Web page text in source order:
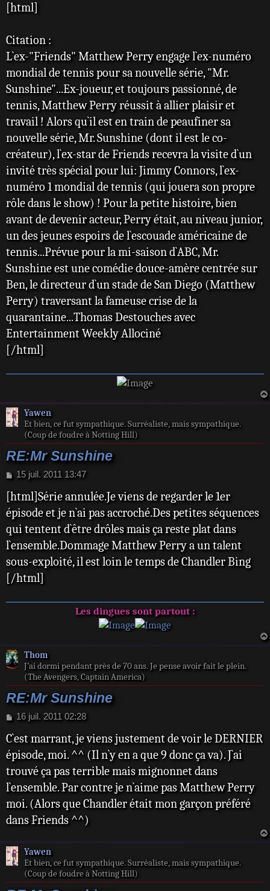
s
g
e
[html]
Citation :
L`ex-"Friends" Matthew Perry engage l`ex-numéro
mondial de tennis pour sa nouvelle série, "Mr.
Sunshine"...Ex-joueur, et toujours passionné, de
tennis, Matthew Perry réussit à allier plaisir et
travail ! Alors qu`il est en train de peaufiner sa
nouvelle série, Mr. Sunshine (dont il est le co-
créateur), l`ex-star de Friends recevra la visite d`un
invité très spécial pour lui: Jimmy Connors, l`ex-
numéro 1 mondial de tennis (qui jouera son propre
rôle dans le show) ! Pour la petite histoire, bien
avant de devenir acteur, Perry était, au niveau junior,
un des jeunes espoirs de l`escouade américaine de
tennis...Prévue pour la mi-saison d`ABC, Mr.
Sunshine est une comédie douce-amère centrée sur
Ben, le directeur d`un stade de San Diego (Matthew
Perry) traversant la fameuse crise de la
quarantaine...Thomas Destouches avec
Entertainment Weekly Allociné
[/html]
Yawen
Et bien, ce fut sympathique. Surréaliste, mais sympathique.
(Coup de foudre à Notting Hill)
RE:Mr Sunshine
M
s
a
g
15 juil. 2011 13:47
[html]Série annulée.Je viens de regarder le 1er
épisode et je n`ai pas accroché.Des petites séquences
qui tentent d`être drôles mais ça reste plat dans
l`ensemble.Dommage Matthew Perry a un talent
sous-exploité, il est loin le temps de Chandler Bing
[/html]
Les dingues sont partout :
Thom
J’ai dormi pendant près de 70 ans. Je pense avoir fait le plein.
(The Avengers, Captain America)
RE:Mr Sunshine
M
s
a
g
16 juil. 2011 02:28
C`est marrant, je viens justement de voir le DERNIER
épisode, moi. ^^ (Il n`y en a que 9 donc ça va). J`ai
trouvé ça pas terrible mais mignonnet dans
l`ensemble. Par contre je n`aime pas Matthew Perry
moi. (Alors que Chandler était mon garçon préféré
dans Friends ^^)
Yawen
Et bien, ce fut sympathique. Surréaliste, mais sympathique.
(Coup de foudre à Notting Hill)